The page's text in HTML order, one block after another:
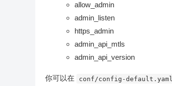
allow_admin
admin_listen
https_admin
admin_api_mtls
admin_api_version
你可以在 conf/config-default.yaml